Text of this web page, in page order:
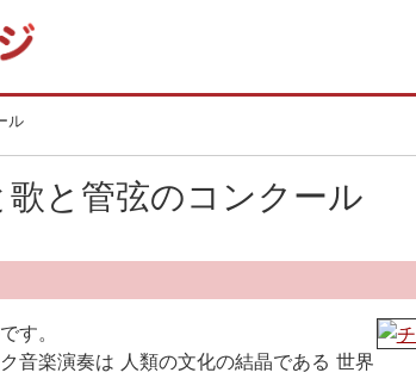
ル
と管弦のコンクール
す。
音楽演奏は 人類の文化の結晶である 世界